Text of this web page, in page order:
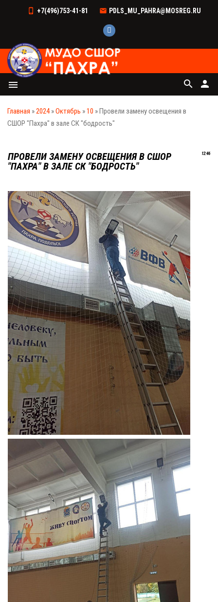
+7(496)753-41-81 PDLS_MU_PAHRA@MOSREG.RU
menu person
search
Главная »2024 »Октябрь »10 » Провели замену освещения в
СШОР "Пахра" в зале СК "бодрость"
12:46
ПРОВЕЛИ ЗАМЕНУ ОСВЕЩЕНИЯ В СШОР
"ПАХРА" В ЗАЛЕ СК "БОДРОСТЬ"